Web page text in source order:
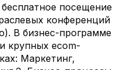
посещение
конференций
В бизнес-программе
крупных ecom-
Маркетинг,